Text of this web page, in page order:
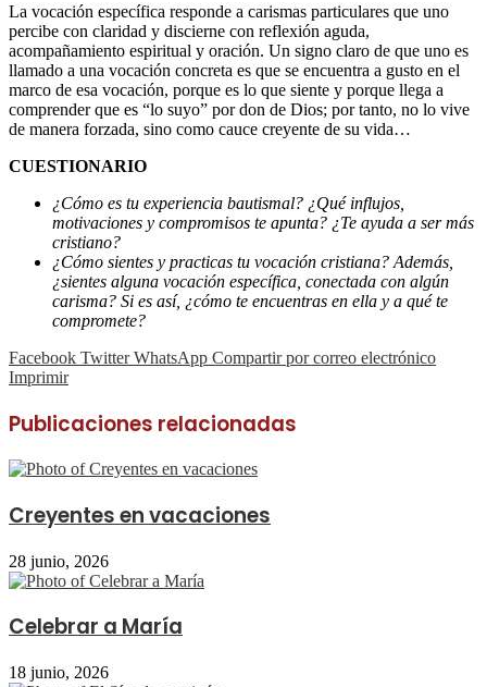
La vocación específica responde a carismas particulares que uno
percibe con claridad y discierne con reflexión aguda,
acompañamiento espiritual y oración. Un signo claro de que uno es
llamado a una vocación concreta es que se encuentra a gusto en el
marco de esa vocación, porque es lo que siente y porque llega a
comprender que es “lo suyo” por don de Dios; por tanto, no lo vive
de manera forzada, sino como cauce creyente de su vida…
CUESTIONARIO
¿Cómo es tu experiencia bautismal? ¿Qué influjos,
motivaciones y compromisos te apunta? ¿Te ayuda a ser más
cristiano?
¿Cómo sientes y practicas tu vocación cristiana? Además,
¿sientes alguna vocación específica, conectada con algún
carisma? Si es así, ¿cómo te encuentras en ella y a qué te
compromete?
Facebook Twitter WhatsApp Compartir por correo electrónico
Imprimir
Publicaciones relacionadas
Creyentes en vacaciones
28 junio, 2026
Celebrar a María
18 junio, 2026